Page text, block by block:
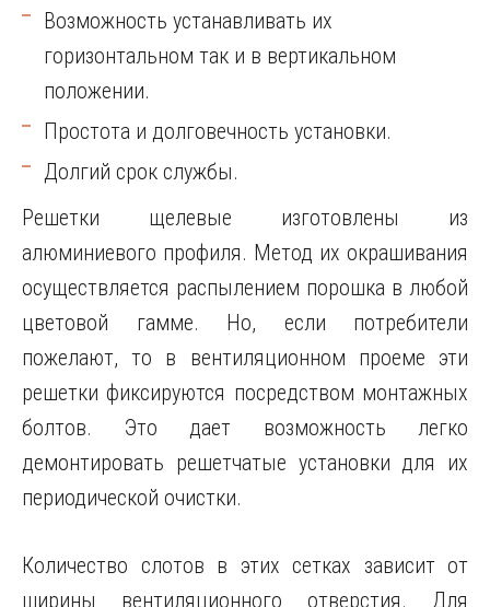
Возможность устанавливать их
горизонтальном так и в вертикальном
положении.
Простота и долговечность установки.
Долгий срок службы.
Решетки щелевые изготовлены из
алюминиевого профиля. Метод их окрашивания
осуществляется распылением порошка в любой
цветовой гамме. Но, если потребители
пожелают, то в вентиляционном проеме эти
решетки фиксируются посредством монтажных
болтов. Это дает возможность легко
демонтировать решетчатые установки для их
периодической очистки.
Количество слотов в этих сетках зависит от
ширины вентиляционного отверстия. Для